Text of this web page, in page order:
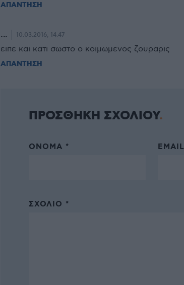
ΑΠΑΝΤΗΣΗ
... 10.03.2016, 14:47
ειπε και κατι σωστο ο κοιμωμενος ζουραρις
ΑΠΑΝΤΗΣΗ
ΠΡΟΣΘΗΚΗ ΣΧΟΛΙΟΥ
ΌΝΟΜΑ * EMAIL
ΣΧΌΛΙΟ *